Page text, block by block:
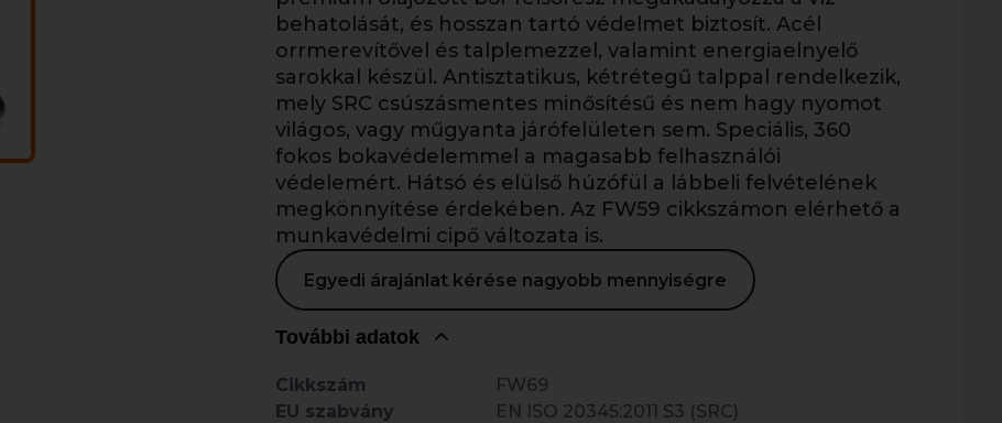
behatolását, és hosszan tartó védelmet biztosít. Acél
orrmerevítővel és talplemezzel, valamint energiaelnyelő
sarokkal készül. Antisztatikus, kétrétegű talppal rendelkezik,
mely SRC csúszásmentes minősítésű és nem hagy nyomot
világos, vagy műgyanta járófelületen sem. Speciális, 360
fokos bokavédelemmel a magasabb felhasználói
védelemért. Hátsó és elülső húzófül a lábbeli felvételének
megkönnyítése érdekében. Az FW59 cikkszámon elérhető a
munkavédelmi cipő változata is.
Egyedi árajánlat kérése nagyobb mennyiségre
További adatok
Cikkszám
FW69
EU szabvány
EN ISO 20345:2011 S3 (SRC)